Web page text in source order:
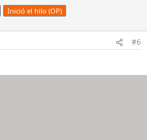
Inició el hilo (OP)
#6